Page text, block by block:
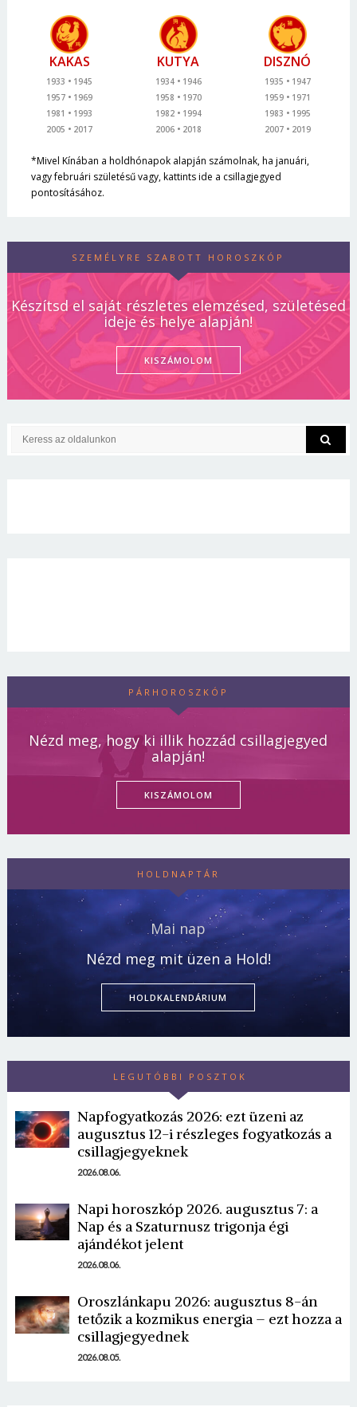
KAKAS
1933
1945
1957
1969
1981
1993
2005
2017
KUTYA
1934
1946
1958
1970
1982
1994
2006
2018
DISZNÓ
1935
1947
1959
1971
1983
1995
2007
2019
*Mivel Kínában a holdhónapok alapján számolnak, ha januári,
vagy februári születésű vagy, kattints ide a csillagjegyed
pontosításához.
SZEMÉLYRE SZABOTT HOROSZKÓP
Készítsd el saját részletes elemzésed, születésed
ideje és helye alapján!
KISZÁMOLOM
PÁRHOROSZKÓP
Nézd meg, hogy ki illik hozzád csillagjegyed
alapján!
KISZÁMOLOM
HOLDNAPTÁR
Mai nap
Nézd meg mit üzen a Hold!
HOLDKALENDÁRIUM
LEGUTÓBBI POSZTOK
Napfogyatkozás 2026: ezt üzeni az
augusztus 12-i részleges fogyatkozás a
csillagjegyeknek
2026.08.06.
Napi horoszkóp 2026. augusztus 7: a
Nap és a Szaturnusz trigonja égi
ajándékot jelent
2026.08.06.
Oroszlánkapu 2026: augusztus 8-án
tetőzik a kozmikus energia – ezt hozza a
csillagjegyednek
2026.08.05.
Borsonline bejelentkezés
E-mail cím vagy felhasználónév
Jelszó